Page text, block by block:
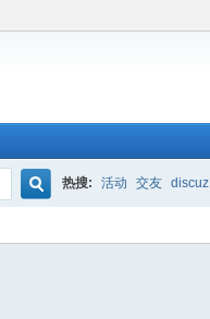
热搜: 活动 交友 discuz